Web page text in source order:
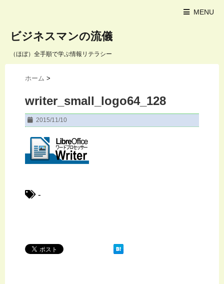
MENU
ビジネスマンの流儀
（ほぼ）全手順で学ぶ情報リテラシー
ホーム >
writer_small_logo64_128
2015/11/10
-